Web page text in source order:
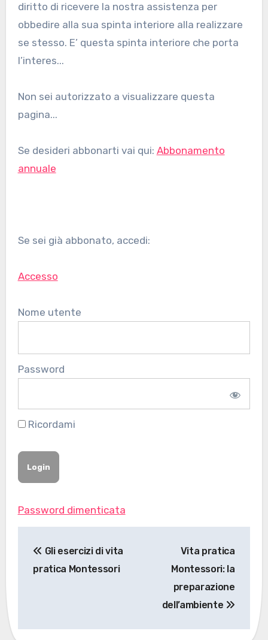
diritto di ricevere la nostra assistenza per
obbedire alla sua spinta interiore alla realizzare
se stesso. E’ questa spinta interiore che porta
l’interes...
Non sei autorizzato a visualizzare questa
pagina...
Se desideri abbonarti vai qui: Abbonamento
annuale
Se sei già abbonato, accedi:
Accesso
Nome utente
Password
Ricordami
Password dimenticata
articoli
Gli esercizi di vita
pratica Montessori
Vita pratica
Montessori: la
preparazione
dell’ambiente